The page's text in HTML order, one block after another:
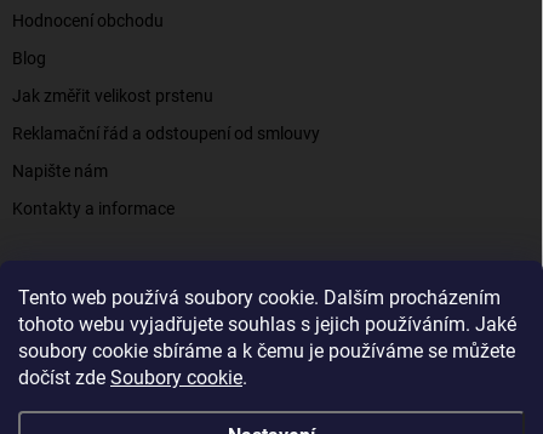
Tento web používá soubory cookie. Dalším procházením
tohoto webu vyjadřujete souhlas s jejich používáním. Jaké
soubory cookie sbíráme a k čemu je používáme se můžete
dočíst zde Soubory cookie.
Hodnocení obchodu
Blog
Jak změřit velikost prstenu
Reklamační řád a odstoupení od smlouvy
Napište nám
Kontakty a informace
Elenys.cz - šperky, kterým věříte už od roku 2016